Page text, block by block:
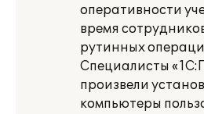
оперативности
время
рутинных
Специалисты
произвели
компьютеры